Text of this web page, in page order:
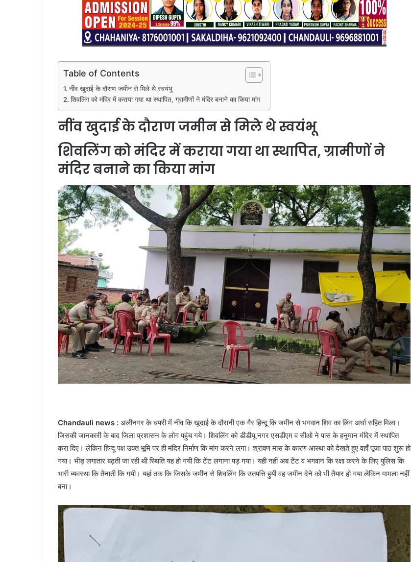
Table of Contents
नींव खुदाई के दौराण जमीन से मिले थे स्वयंभू
शिवलिंग को मंदिर में कराया गया था स्थापित, ग्रामीणों ने मंदिर बनाने का किया मांग
नींव खुदाई के दौराण जमीन से मिले थे स्वयंभू
शिवलिंग को मंदिर में कराया गया था स्थापित, ग्रामीणों ने
मंदिर बनाने का किया मांग
Chandauli news : अलीनगर के धपरी में नींव कि खुदाई के दौरानी एक गैर हिन्दू कि जमीन से भगवान शिव का लिंग अर्घा सहित मिला।
जिसकी जानकारी के बाद जिला प्रशासन के लोग पहुंच गये। शिवलिंग को डीडीयू नगर एसडीएम व सीओ ने पास के हनुमान मंदिर में स्थापित
करा दिए। लेकिन हिन्दू पक्ष उक्त भूमि पर ही मंदिर निर्माण कि मांग करने लगा। श्रावण मास के कारण आस्था को देखते हुए वहाँ पूजा पाठ शुरू हो
गया। भीड़ लगातार बढ़ती जा रही थी स्थिति यह हो गयी कि टेंट लगाना पड़ गया। यही नहीं अब टेंट व भगवान कि रक्षा करने के लिए पुलिस कि
भारी ब्यवस्था कि तैनाती कि गयी। यहां तक कि जिसके जमीन से शिवलिंग कि उतपत्ति हुयी वह जमीन देने को भी तैयार हो गया लेकिन मामला नहीं
बना।